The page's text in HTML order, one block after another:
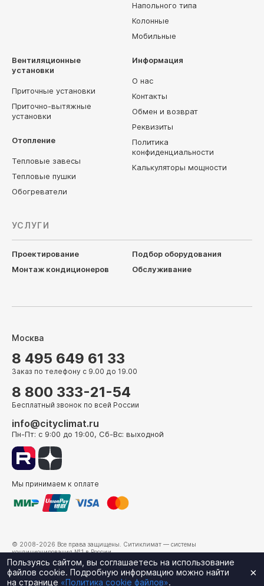
Напольного типа
Колонные
Мобильные
Вентиляционные
установки
Приточные установки
Приточно-вытяжные
установки
Отопление
Тепловые завесы
Тепловые пушки
Обогреватели
Информация
О нас
Контакты
Обмен и возврат
Реквизиты
Политика
конфиденциальности
Калькуляторы мощности
УСЛУГИ
Проектирование
Подбор оборудования
Монтаж кондиционеров
Обслуживание
Москва
8 495 649 61 33
Заказ по телефону с 9.00 до 19.00
8 800 333-21-54
Бесплатный звонок по всей России
info@cityclimat.ru
Пн-Пт: с 9:00 до 19:00, Сб-Вс: выходной
Мы принимаем к оплате
© 2008-2026 Все права защищены. Ситиклимат — системы
кондиционирования №1 в России.
г. Москва, ул. Электрозаводская, д. 24
×
Пользуясь сайтом, вы соглашаетесь на использование
файлов cookie. Подробную информацию можно найти
на странице «Политика cookie файлов».